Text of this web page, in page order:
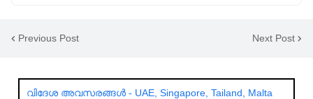
Previous Post Next Post
വിദേശ അവസരങ്ങൾ - UAE, Singapore, Tailand, Malta